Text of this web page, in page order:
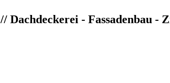
Dachdeckerei - Fassadenbau -